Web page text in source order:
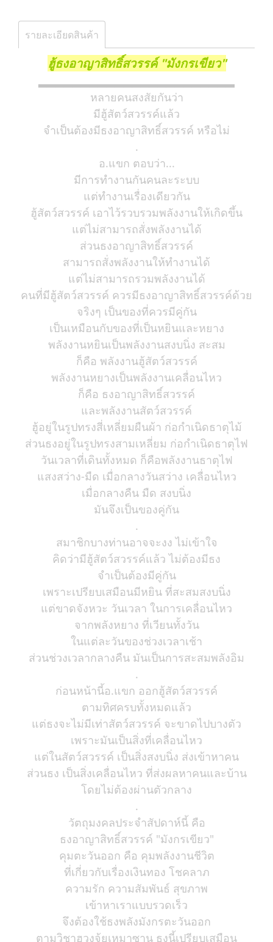
รายละเอียดสินค้า
ฮู้ธงอาญาสิทธิ์สวรรค์ "มังกรเขียว"
▂▂▂▂▂▂▂▂▂▂▂▂▂▂▂▂▂▂▂▂▂▂▂
หลายคนสงสัยกันว่า
มีฮู้สัตว์สวรรค์แล้ว
จำเป็นต้องมีธงอาญาสิทธิ์สวรรค์ หรือไม่
.
อ.แขก ตอบว่า...
มีการทำงานกันคนละระบบ
แต่ทำงานเรื่องเดียวกัน
ฮู้สัตว์สวรรค์ เอาไว้รวบรวมพลังงานให้เกิดขึ้น
แต่ไม่สามารถสั่งพลังงานได้
ส่วนธงอาญาสิทธิ์สวรรค์
สามารถสั่งพลังงานให้ทำงานได้
แต่ไม่สามารถรวมพลังงานได้
คนที่มีฮู้สัตว์สวรรค์ ควรมีธงอาญาสิทธิ์สวรรค์ด้วย
จริงๆ เป็นของที่ควรมีคู่กัน
เป็นเหมือนกับของที่เป็นหยินและหยาง
พลังงานหยินเป็นพลังงานสงบนิ่ง สะสม
ก็คือ พลังงานฮู้สัตว์สวรรค์
พลังงานหยางเป็นพลังงานเคลื่อนไหว
ก็คือ ธงอาญาสิทธิ์สวรรค์
และพลังงานสัตว์สวรรค์
ฮู้อยู่ในรูปทรงสี่เหลี่ยมผืนผ้า ก่อกำเนิดธาตุไม้
ส่วนธงอยู่ในรูปทรงสามเหลี่ยม ก่อกำเนิดธาตุไฟ
วันเวลาที่เดินทั้งหมด ก็คือพลังงานธาตุไฟ
แสงสว่าง-มืด เมื่อกลางวันสว่าง เคลื่อนไหว
เมื่อกลางคืน มืด สงบนิ่ง
มันจึงเป็นของคู่กัน
.
สมาชิกบางท่านอาจจะงง ไม่เข้าใจ
คิดว่ามีฮู้สัตว์สวรรค์แล้ว ไม่ต้องมีธง
จำเป็นต้องมีคู่กัน
เพราะเปรียบเสมือนมีหยิน ที่สะสมสงบนิ่ง
แต่ขาดจังหวะ วันเวลา ในการเคลื่อนไหว
จากพลังหยาง ที่เวียนทั้งวัน
ในแต่ละวันของช่วงเวลาเช้า
ส่วนช่วงเวลากลางคืน มันเป็นการสะสมพลังอิม
.
ก่อนหน้านี้อ.แขก ออกฮู้สัตว์สวรรค์
ตามทิศครบทั้งหมดแล้ว
แต่ธงจะไม่มีเท่าสัตว์สวรรค์ จะขาดไปบางตัว
เพราะมันเป็นสิ่งที่เคลื่อนไหว
แต่ในสัตว์สวรรค์ เป็นสิ่งสงบนิ่ง ส่งเข้าหาคน
ส่วนธง เป็นสิ่งเคลื่อนไหว ที่ส่งผลหาคนและบ้าน
โดยไม่ต้องผ่านตัวกลาง
.
วัตถุมงคลประจำสัปดาห์นี้ คือ
ธงอาญาสิทธิ์สวรรค์ "มังกรเขียว"
คุมตะวันออก คือ คุมพลังงานชีวิต
ที่เกี่ยวกับเรื่องเงินทอง โชคลาภ
ความรัก ความสัมพันธ์ สุขภาพ
เข้าหาเราแบบรวดเร็ว
จึงต้องใช้ธงพลังมังกรตะวันออก
ตามวิชาฮวงจุ้ยเหมาซาน ธงนี้เปรียบเสมือน